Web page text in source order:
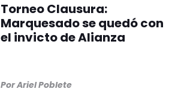
Torneo Clausura:
Marquesado se quedó con
el invicto de Alianza
PorAriel Poblete